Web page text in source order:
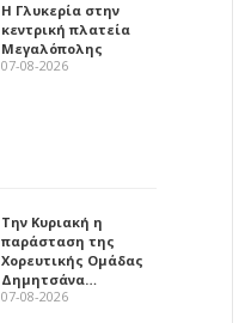
Η Γλυκερία στην
κεντρική πλατεία
Μεγαλόπολης
07-08-2026
Την Κυριακή η
παράσταση της
Χορευτικής Ομάδας
Δημητσάνα…
07-08-2026